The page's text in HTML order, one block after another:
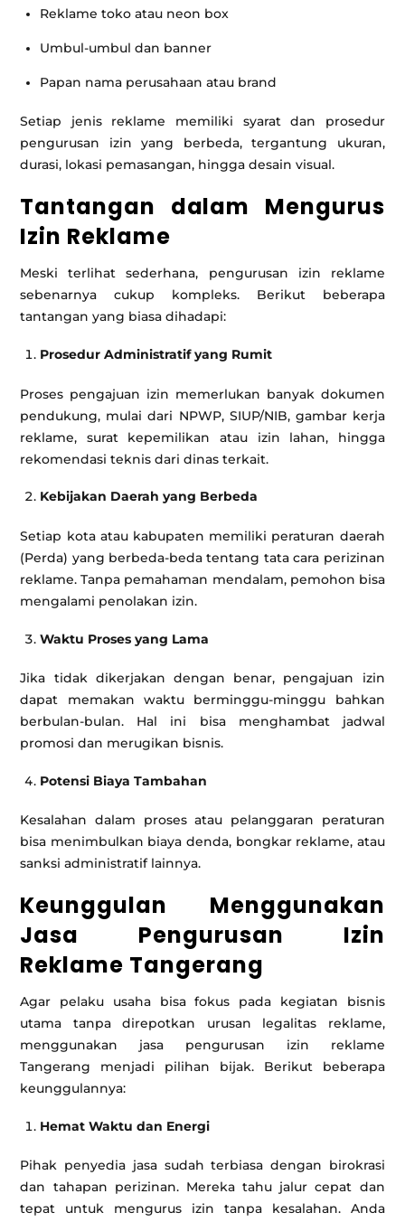
Reklame toko atau neon box
Umbul-umbul dan banner
Papan nama perusahaan atau brand
Setiap jenis reklame memiliki syarat dan prosedur
pengurusan izin yang berbeda, tergantung ukuran,
durasi, lokasi pemasangan, hingga desain visual.
Tantangan dalam Mengurus
Izin Reklame
Meski terlihat sederhana, pengurusan izin reklame
sebenarnya cukup kompleks. Berikut beberapa
tantangan yang biasa dihadapi:
Prosedur Administratif yang Rumit
Proses pengajuan izin memerlukan banyak dokumen
pendukung, mulai dari NPWP, SIUP/NIB, gambar kerja
reklame, surat kepemilikan atau izin lahan, hingga
rekomendasi teknis dari dinas terkait.
Kebijakan Daerah yang Berbeda
Setiap kota atau kabupaten memiliki peraturan daerah
(Perda) yang berbeda-beda tentang tata cara perizinan
reklame. Tanpa pemahaman mendalam, pemohon bisa
mengalami penolakan izin.
Waktu Proses yang Lama
Jika tidak dikerjakan dengan benar, pengajuan izin
dapat memakan waktu berminggu-minggu bahkan
berbulan-bulan. Hal ini bisa menghambat jadwal
promosi dan merugikan bisnis.
Potensi Biaya Tambahan
Kesalahan dalam proses atau pelanggaran peraturan
bisa menimbulkan biaya denda, bongkar reklame, atau
sanksi administratif lainnya.
Keunggulan Menggunakan
Jasa Pengurusan Izin
Reklame Tangerang
Agar pelaku usaha bisa fokus pada kegiatan bisnis
utama tanpa direpotkan urusan legalitas reklame,
menggunakan jasa pengurusan izin reklame
Tangerang menjadi pilihan bijak. Berikut beberapa
keunggulannya:
Hemat Waktu dan Energi
Pihak penyedia jasa sudah terbiasa dengan birokrasi
dan tahapan perizinan. Mereka tahu jalur cepat dan
tepat untuk mengurus izin tanpa kesalahan. Anda